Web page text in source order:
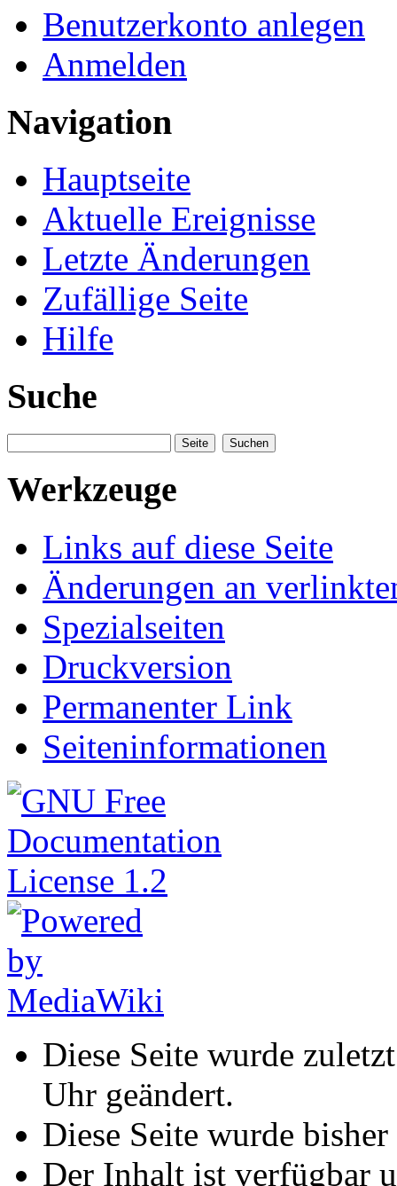
Benutzerkonto anlegen
Anmelden
Navigation
Hauptseite
Aktuelle Ereignisse
Letzte Änderungen
Zufällige Seite
Hilfe
Suche
Werkzeuge
Links auf diese Seite
Änderungen an
Spezialseiten
Druckversion
Permanenter Link
Seiteninformationen
Diese Seite wurde
Uhr geändert.
Diese Seite wurde
Der Inhalt ist verfügbar